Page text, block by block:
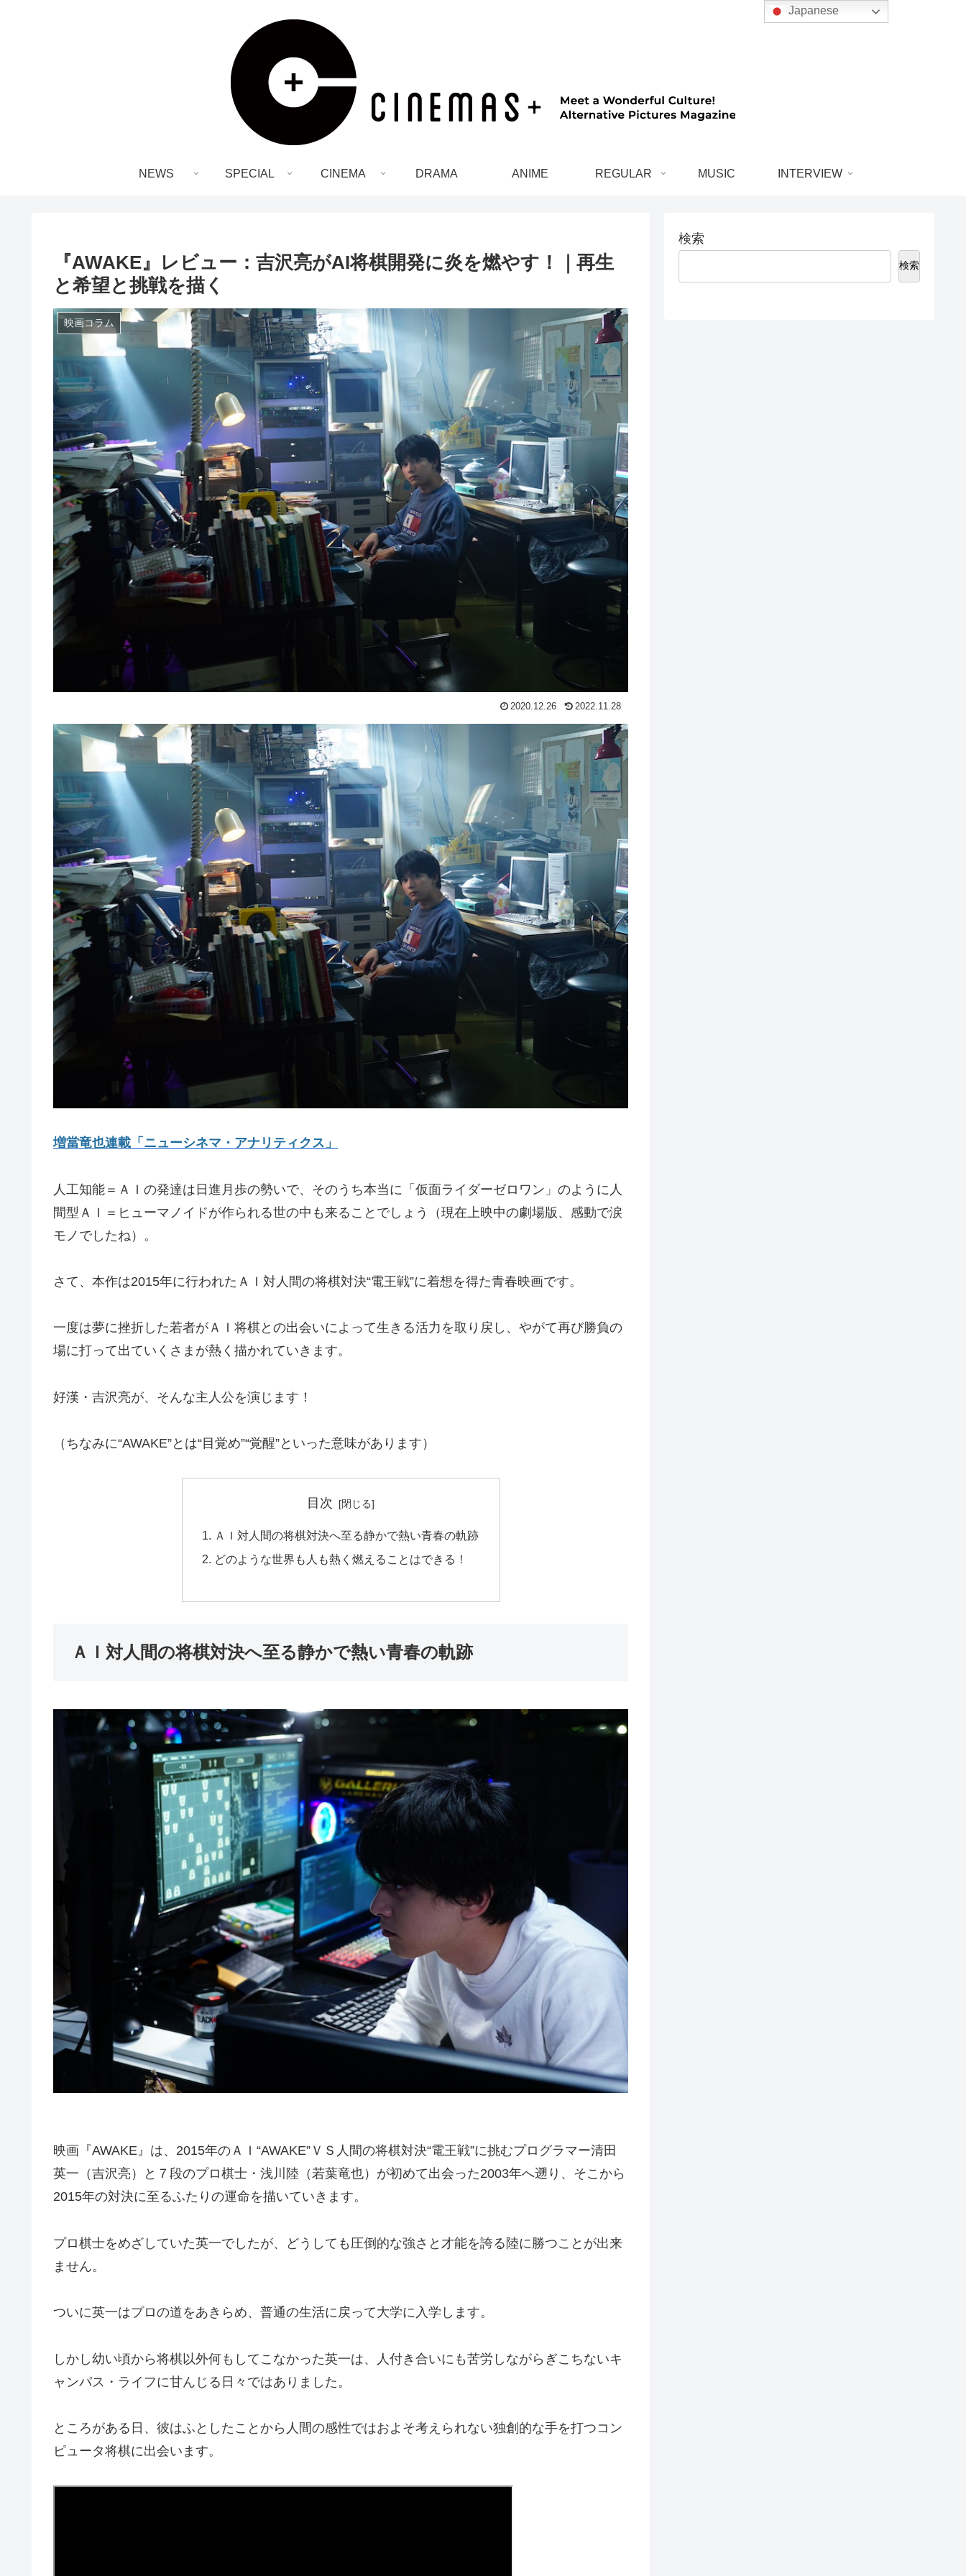
NEWS SPECIAL CINEMA DRAMA ANIME REGULAR MUSIC INTERVIEW
『AWAKE』レビュー：吉沢亮がAI将棋開発に炎を燃やす！｜再生
と希望と挑戦を描く
映画コラム
2020.12.26 2022.11.28
増當竜也連載「ニューシネマ・アナリティクス」
人工知能＝ＡＩの発達は日進月歩の勢いで、そのうち本当に「仮面ライダーゼロワン」のように人
間型ＡＩ＝ヒューマノイドが作られる世の中も来ることでしょう（現在上映中の劇場版、感動で涙
モノでしたね）。
さて、本作は2015年に行われたＡＩ対人間の将棋対決“電王戦”に着想を得た青春映画です。
一度は夢に挫折した若者がＡＩ将棋との出会いによって生きる活力を取り戻し、やがて再び勝負の
場に打って出ていくさまが熱く描かれていきます。
好漢・吉沢亮が、そんな主人公を演じます！
（ちなみに“AWAKE”とは“目覚め”“覚醒”といった意味があります）
目次
ＡＩ対人間の将棋対決へ至る静かで熱い青春の軌跡
どのような世界も人も熱く燃えることはできる！
ＡＩ対人間の将棋対決へ至る静かで熱い青春の軌跡
映画『AWAKE』は、2015年のＡＩ“AWAKE”ＶＳ人間の将棋対決“電王戦”に挑むプログラマー清田
英一（吉沢亮）と７段のプロ棋士・浅川陸（若葉竜也）が初めて出会った2003年へ遡り、そこから
2015年の対決に至るふたりの運命を描いていきます。
プロ棋士をめざしていた英一でしたが、どうしても圧倒的な強さと才能を誇る陸に勝つことが出来
ません。
ついに英一はプロの道をあきらめ、普通の生活に戻って大学に入学します。
しかし幼い頃から将棋以外何もしてこなかった英一は、人付き合いにも苦労しながらぎこちないキ
ャンパス・ライフに甘んじる日々ではありました。
ところがある日、彼はふとしたことから人間の感性ではおよそ考えられない独創的な手を打つコン
ピュータ将棋に出会います。
検索
検索
Japanese